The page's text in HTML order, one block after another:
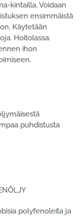
kintailla. Voidaan
ensimmäistä
Käytetään
Hoitolassa:
ihon
puhdistusta
polyfenoleita ja